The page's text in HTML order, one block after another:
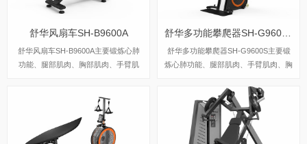
舒华风扇车SH-B9600A
舒华风扇车SH-B9600A主要锻炼心肺
功能、腿部肌肉、胸部肌肉、手臂肌
舒华多功能攀爬器SH-G9600S主要锻
炼心肺功能、腿部肌肉、手臂肌肉、胸